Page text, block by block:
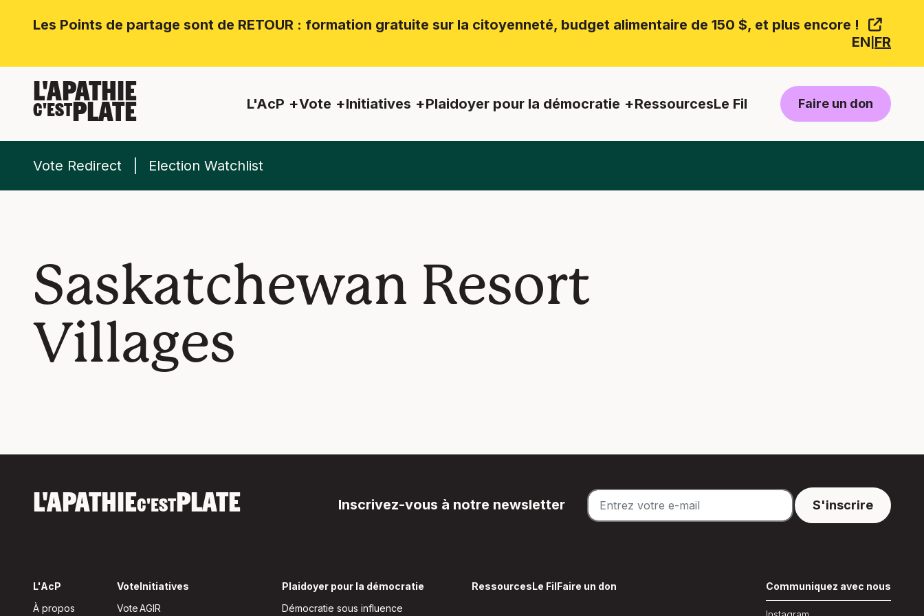
Les Points de partage sont de RETOUR : formation gratuite sur la citoyenneté, budget alimentaire de 150 $, et plus encore !
EN FR
L'APATHIE
C'ESTPLATE L'AcP Vote Initiatives Plaidoyer pour la démocratie RessourcesLe Fil Faire un don
Vote Redirect Election Watchlist
Saskatchewan Resort
Villages
L'APATHIEC'ESTPLATE Inscrivez-vous à notre newsletter
L'AcP
À propos
Vote
Vote
Initiatives
AGIR
Plaidoyer pour la démocratie
Démocratie sous influence
RessourcesLe FilFaire un don Communiquez avec nous